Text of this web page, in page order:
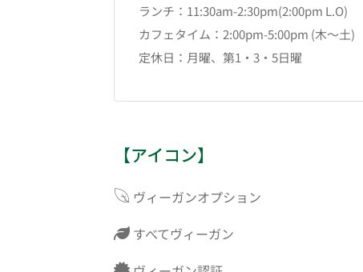
ランチ：11:30am-2:30pm(2:00pm L.O)
カフェタイム：2:00pm-5:00pm (木～土)
定休日：月曜、第1・3・5日曜
【アイコン】
ヴィーガンオプション
すべてヴィーガン